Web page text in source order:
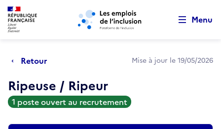
Aller au menu principal Aller au contenu principal
Menu
Retour Mise à jour le 19/05/2026
Ripeuse / Ripeur
1 poste ouvert au recrutement
Retour au début de la page
Panneau de gestion des cookies